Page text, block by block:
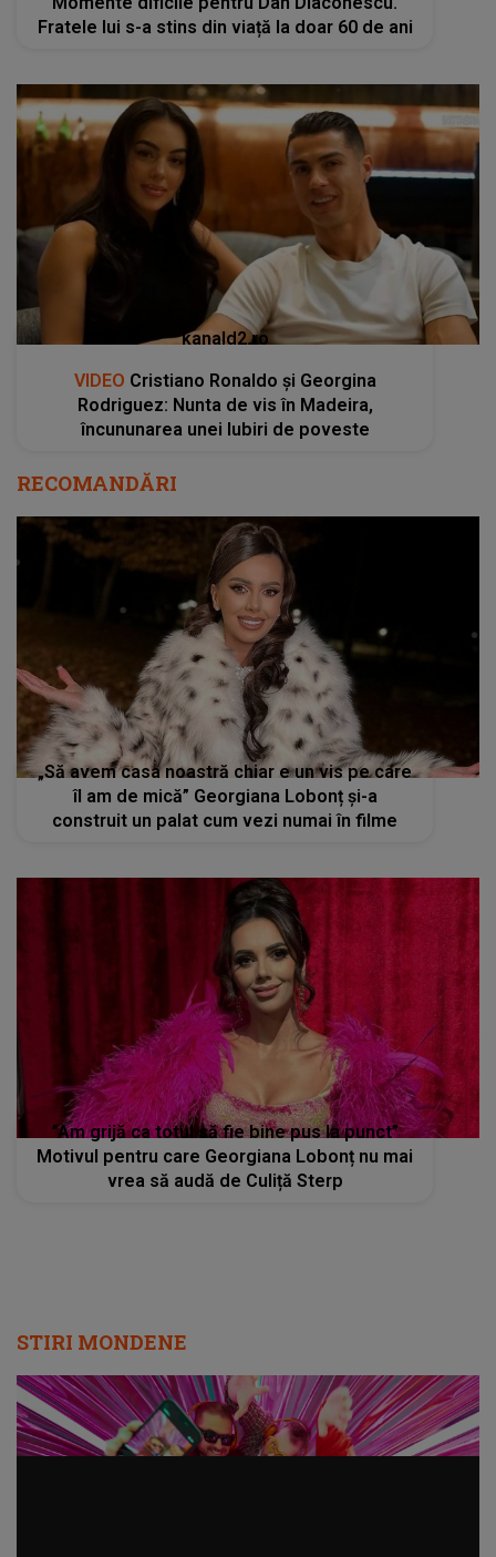
Fratele lui s-a stins din viață la doar 60 de ani
kanald2.ro
VIDEO Cristiano Ronaldo și Georgina
Rodriguez: Nunta de vis în Madeira,
încununarea unei Iubiri de poveste
RECOMANDĂRI
„Să avem casa noastră chiar e un vis pe care
îl am de mică” Georgiana Lobonț și-a
construit un palat cum vezi numai în filme
”Am grijă ca totul să fie bine pus la punct”
Motivul pentru care Georgiana Lobonț nu mai
vrea să audă de Culiță Sterp
STIRI MONDENE